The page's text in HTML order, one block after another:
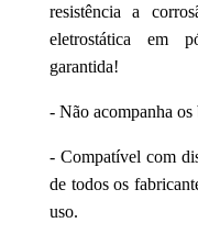
resistência a
eletrostática em
garantida!
- Não acompanha os
- Compatível com
de todos os
uso.